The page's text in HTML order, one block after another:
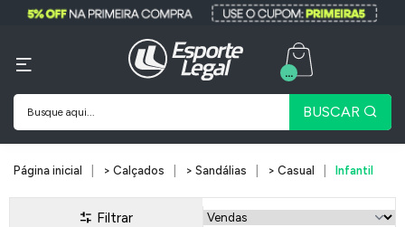
BUSCAR
...
Página inicial > Calçados > Sandálias > Casual Infantil
Filtrar